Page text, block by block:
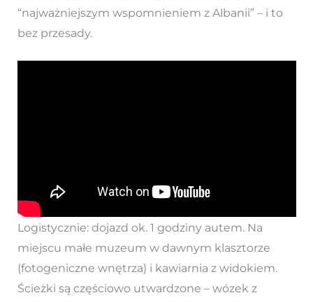
“najważniejszym wspomnieniem z Albanii” – i to
bez przesady.
Logistycznie: dojazd ok. 1 godziny autem. Na
miejscu małe muzeum w dawnym klasztorze
(fotogeniczne wnętrza) i kawiarnia z widokiem.
Ścieżki są częściowo utwardzone – wózek z